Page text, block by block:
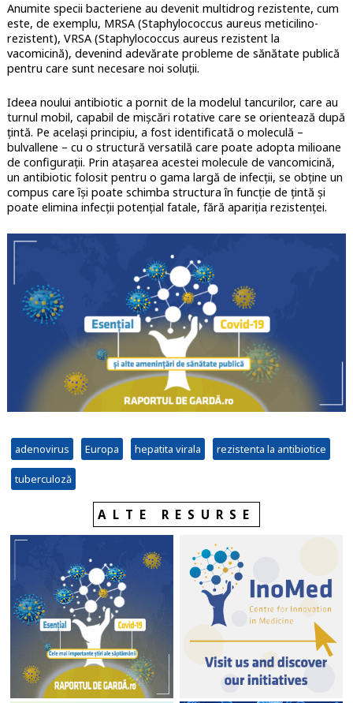
Anumite specii bacteriene au devenit multidrog rezistente, cum
este, de exemplu, MRSA (Staphylococcus aureus meticilino-
rezistent), VRSA (Staphylococcus aureus rezistent la
vacomicină), devenind adevărate probleme de sănătate publică
pentru care sunt necesare noi soluții.
Ideea noului antibiotic a pornit de la modelul tancurilor, care au
turnul mobil, capabil de mișcări rotative care se orientează după
țintă. Pe același principiu, a fost identificată o moleculă –
bulvallene – cu o structură versatilă care poate adopta milioane
de configurații. Prin atașarea acestei molecule de vancomicină,
un antibiotic folosit pentru o gama largă de infecții, se obține un
compus care își poate schimba structura în funcție de țintă și
poate elimina infecții potențial fatale, fără apariția rezistenței.
adenovirus Europa hepatita virala rezistenta la antibiotice
tuberculoză
ALTE RESURSE